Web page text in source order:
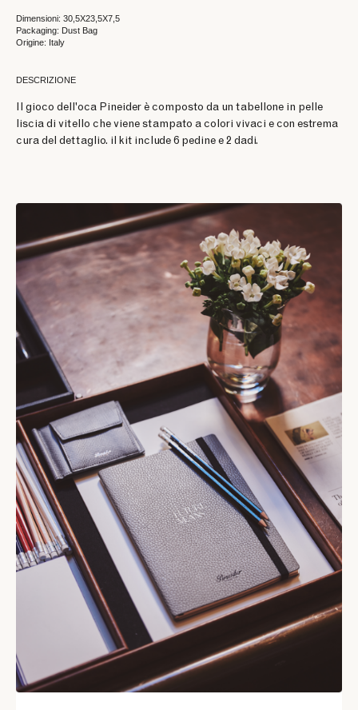
Dimensioni: 30,5X23,5X7,5
Packaging: Dust Bag
Origine: Italy
DESCRIZIONE
Il gioco dell'oca Pineider è composto da un tabellone in pelle
liscia di vitello che viene stampato a colori vivaci e con estrema
cura del dettaglio. il kit include 6 pedine e 2 dadi.